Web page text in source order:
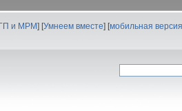
и МРМ] [Умнеем вместе] [мобильная